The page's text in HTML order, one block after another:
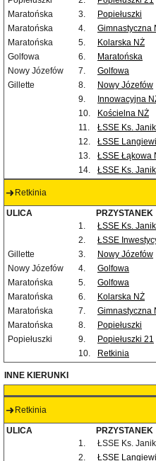
Maratońska
3. Popiełuszki
Maratońska
4. Gimnastyczna
Maratońska
5. Kolarska NŻ
Golfowa
6. Maratońska
Nowy Józefów
7. Golfowa
Gillette
8. Nowy Józefów
9.
Innowacyjna
10.
Kościelna NŻ
11.
ŁSSE Ks.
12.
ŁSSE
13.
ŁSSE Łąkowa
14.
ŁSSE Ks.
Retkinia
ULICA PRZYSTANEK
1.
ŁSSE Ks.
2.
ŁSSE
Gillette
3. Nowy Józefów
Nowy Józefów
4. Golfowa
Maratońska
5. Golfowa
Maratońska
6. Kolarska NŻ
Maratońska
7. Gimnastyczna
Maratońska
8. Popiełuszki
Popiełuszki
9. Popiełuszki 21
10.
Retkinia
INNE KIERUNKI
Retkinia
ULICA PRZYSTANEK
1.
ŁSSE Ks.
2.
ŁSSE